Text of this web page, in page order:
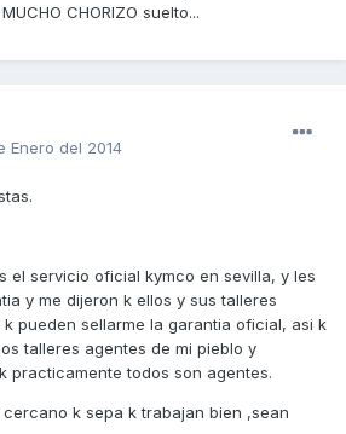
CHORIZO suelto...
Enero del 2014
el servicio oficial kymco en sevilla, y les
y me dijeron k ellos y sus talleres
pueden sellarme la garantia oficial, asi k
talleres agentes de mi pieblo y
practicamente todos son agentes.
k sepa k trabajan bien ,sean